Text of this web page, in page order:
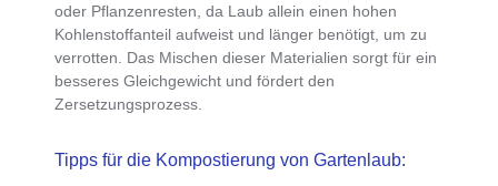
oder Pflanzenresten , da Laub allein einen hohen
Kohlenstoffanteil aufweist und länger benötigt, um zu
verrotten. Das Mischen dieser Materialien sorgt für ein
besseres Gleichgewicht und fördert den
Zersetzungsprozess.
Tipps für die Kompostierung von Gartenlaub: